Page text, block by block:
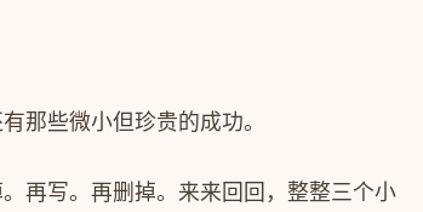
那些微小但珍贵的成功。
再写。再删掉。来来回回，整整三个小